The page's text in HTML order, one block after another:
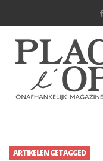
ARTIKELEN GETAGGED